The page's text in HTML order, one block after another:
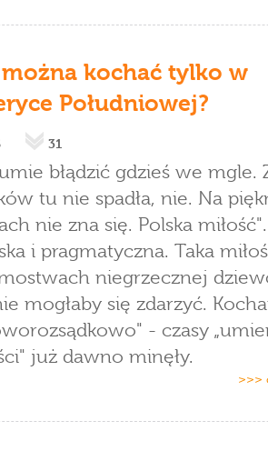
kochać tylko w
Południowej?
31
błądzić gdzieś we mgle.
tu nie spadła, nie. Na
nie zna się. Polska
i pragmatyczna. Taka
niegrzecznej
mogłaby się zdarzyć.
- czasy
już dawno minęły.
>>>